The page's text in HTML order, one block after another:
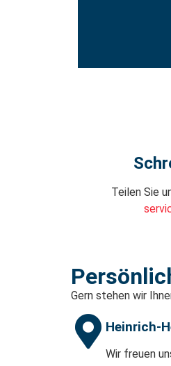
Teilen Sie
Gern stehen wir
Heinrich-
Wir freuen